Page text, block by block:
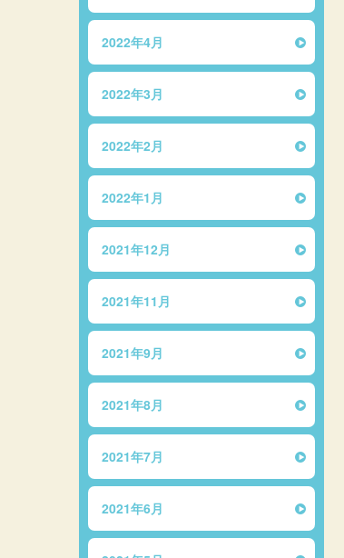
2022年4月
2022年3月
2022年2月
2022年1月
2021年12月
2021年11月
2021年9月
2021年8月
2021年7月
2021年6月